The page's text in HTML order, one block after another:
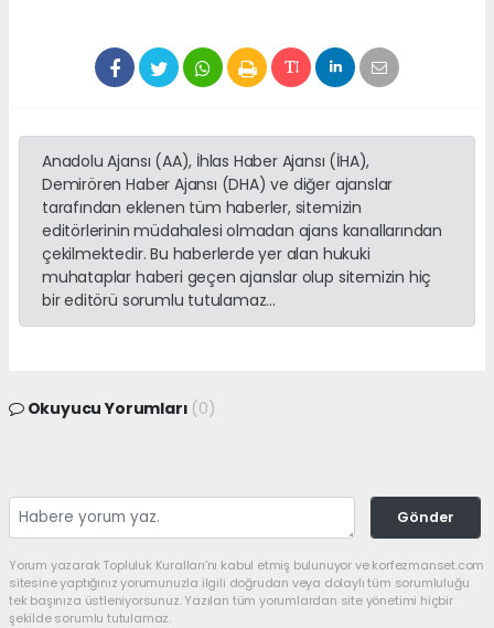
Anadolu Ajansı (AA), İhlas Haber Ajansı (İHA),
Demirören Haber Ajansı (DHA) ve diğer ajanslar
tarafından eklenen tüm haberler, sitemizin
editörlerinin müdahalesi olmadan ajans kanallarından
çekilmektedir. Bu haberlerde yer alan hukuki
muhataplar haberi geçen ajanslar olup sitemizin hiç
bir editörü sorumlu tutulamaz...
Okuyucu Yorumları (0)
Gönder
Yorum yazarak Topluluk Kuralları’nı kabul etmiş bulunuyor ve korfezmanset.com
sitesine yaptığınız yorumunuzla ilgili doğrudan veya dolaylı tüm sorumluluğu
tek başınıza üstleniyorsunuz. Yazılan tüm yorumlardan site yönetimi hiçbir
şekilde sorumlu tutulamaz.